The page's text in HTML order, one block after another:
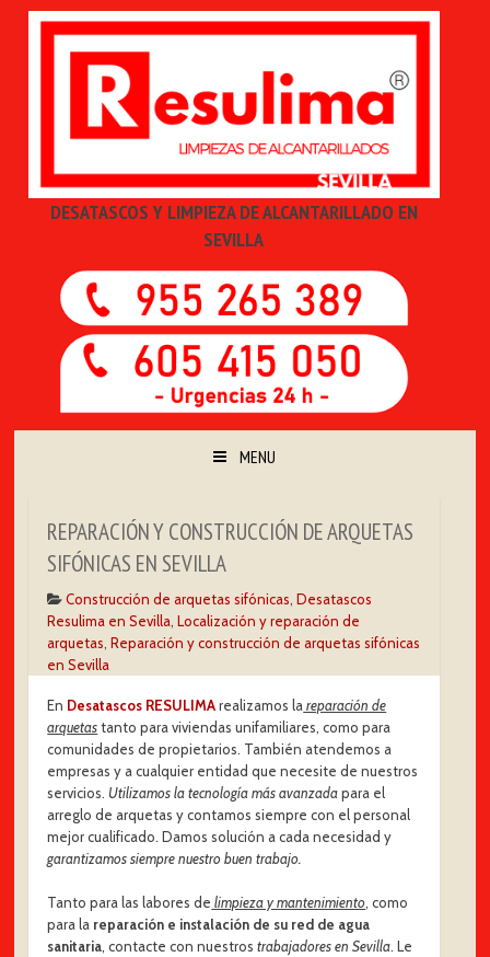
DESATASCOS Y LIMPIEZA DE ALCANTARILLADO EN
SEVILLA
MENU
REPARACIÓN Y CONSTRUCCIÓN DE ARQUETAS
SIFÓNICAS EN SEVILLA
Construcción de arquetas sifónicas ,Desatascos
Resulima en Sevilla ,Localización y reparación de
arquetas ,Reparación y construcción de arquetas sifónicas
en Sevilla
En Desatascos RESULIMArealizamos lareparación de
arquetastanto para viviendas unifamiliares, como para
comunidades de propietarios. También atendemos a
empresas y a cualquier entidad que necesite de nuestros
servicios.Utilizamos la tecnología más avanzadapara el
arreglo de arquetas y contamos siempre con el personal
mejor cualificado. Damos solución a cada necesidad y
garantizamos siempre nuestro buen trabajo.
Tanto para las labores de limpieza y mantenimiento, como
para la reparación e instalación de su red de agua
sanitaria, contacte con nuestros trabajadores en Sevilla. Le